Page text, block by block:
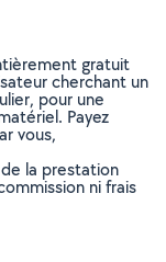
gratuit
cherchant un
pour une
Payez
vous,
la prestation
ni frais